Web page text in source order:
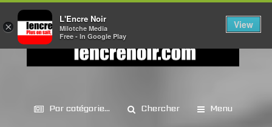
Par catégorie... Chercher Menu
×
L'Encre Noir
Milotche Media
Free - In Google Play
View